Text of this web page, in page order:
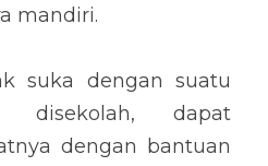
mandiri.
suka dengan suatu
disekolah, dapat
dengan bantuan